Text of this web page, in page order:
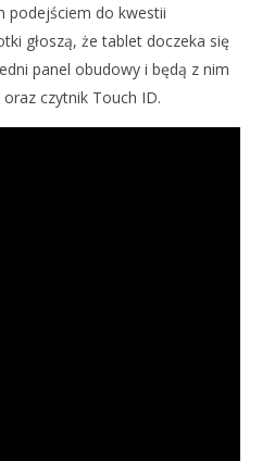
podejściem do kwestii
głoszą, że tablet doczeka się
panel obudowy i będą z nim
czytnik Touch ID.